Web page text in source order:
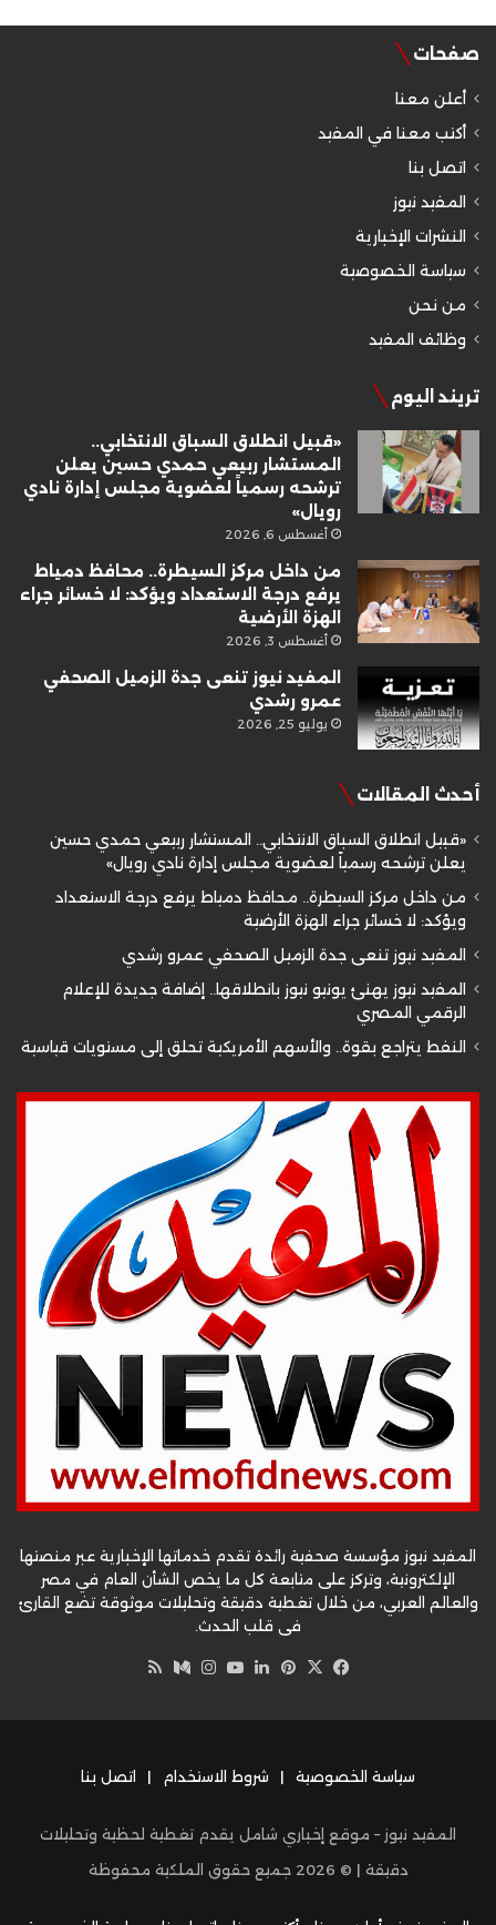
صفحات
أعلن معنا
أكتب معنا في المفيد
اتصل بنا
المفيد نيوز
النشرات الإخبارية
سياسة الخصوصية
من نحن
وظائف المفيد
تريند اليوم
«قبيل انطلاق السباق الانتخابي..
المستشار ربيعي حمدي حسين يعلن
ترشحه رسمياً لعضوية مجلس إدارة نادي
رويال»
أغسطس 6, 2026
من داخل مركز السيطرة.. محافظ دمياط
يرفع درجة الاستعداد ويؤكد: لا خسائر جراء
الهزة الأرضية
أغسطس 3, 2026
المفيد نيوز تنعى جدة الزميل الصحفي
عمرو رشدي
يوليو 25, 2026
أحدث المقالات
«قبيل انطلاق السباق الانتخابي.. المستشار ربيعي حمدي حسين
يعلن ترشحه رسمياً لعضوية مجلس إدارة نادي رويال»
من داخل مركز السيطرة.. محافظ دمياط يرفع درجة الاستعداد
ويؤكد: لا خسائر جراء الهزة الأرضية
المفيد نيوز تنعى جدة الزميل الصحفي عمرو رشدي
المفيد نيوز يهنئ يونيو نيوز بانطلاقها.. إضافة جديدة للإعلام
الرقمي المصري
النفط يتراجع بقوة.. والأسهم الأمريكية تحلق إلى مستويات قياسية
المفيد نيوز مؤسسة صحفية رائدة تقدم خدماتها الإخبارية عبر منصتها
الإلكترونية، وتركز على متابعة كل ما يخص الشأن العام في مصر
والعالم العربي، من خلال تغطية دقيقة وتحليلات موثوقة تضع القارئ
في قلب الحدث.
فيسبوك
‫X بينتيريست
لينكدإن‫YouTube
انستقرام
وسط
سياسة الخصوصية | شروط الاستخدام | اتصل بنا
المفيد نيوز – موقع إخباري شامل يقدم تغطية لحظية وتحليلات
دقيقة | © 2026 جميع حقوق الملكية محفوظة